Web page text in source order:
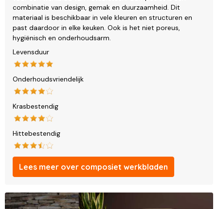
combinatie van design, gemak en duurzaamheid. Dit
materiaal is beschikbaar in vele kleuren en structuren en
past daardoor in elke keuken. Ook is het niet poreus,
hygiënisch en onderhoudsarm.
Levensduur
Onderhoudsvriendelijk
Krasbestendig
Hittebestendig
Lees meer over composiet werkbladen